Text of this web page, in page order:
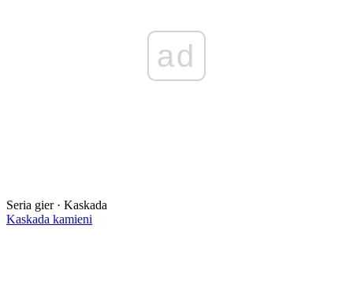
ad
Seria gier · Kaskada
Kaskada kamieni